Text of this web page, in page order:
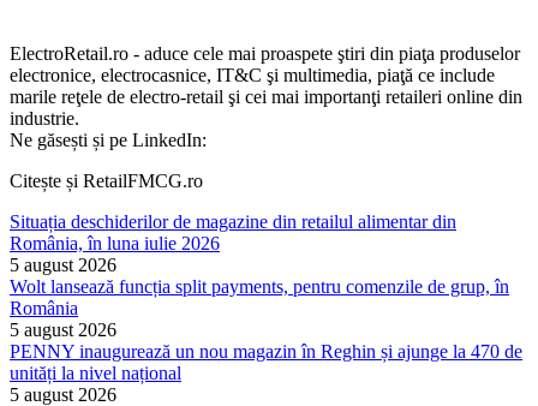
ElectroRetail.ro - aduce cele mai proaspete ştiri din piaţa produselor
electronice, electrocasnice, IT&C şi multimedia, piaţă ce include
marile reţele de electro-retail şi cei mai importanţi retaileri online din
industrie.
Ne găsești și pe LinkedIn:
Citește și RetailFMCG.ro
Situația deschiderilor de magazine din retailul alimentar din
România, în luna iulie 2026
5 august 2026
Wolt lansează funcția split payments, pentru comenzile de grup, în
România
5 august 2026
PENNY inaugurează un nou magazin în Reghin și ajunge la 470 de
unități la nivel național
5 august 2026